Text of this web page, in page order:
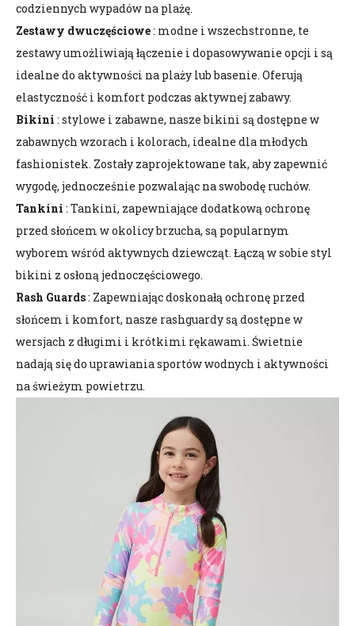
codziennych wypadów na plażę.
Zestawy dwuczęściowe: modne i wszechstronne, te
zestawy umożliwiają łączenie i dopasowywanie opcji i są
idealne do aktywności na plaży lub basenie. Oferują
elastyczność i komfort podczas aktywnej zabawy.
Bikini : stylowe i zabawne, nasze bikini są dostępne w
zabawnych wzorach i kolorach, idealne dla młodych
fashionistek. Zostały zaprojektowane tak, aby zapewnić
wygodę, jednocześnie pozwalając na swobodę ruchów.
Tankini : Tankini, zapewniające dodatkową ochronę
przed słońcem w okolicy brzucha, są popularnym
wyborem wśród aktywnych dziewcząt. Łączą w sobie styl
bikini z osłoną jednoczęściowego.
Rash Guards: Zapewniając doskonałą ochronę przed
słońcem i komfort, nasze rashguardy są dostępne w
wersjach z długimi i krótkimi rękawami. Świetnie
nadają się do uprawiania sportów wodnych i aktywności
na świeżym powietrzu.